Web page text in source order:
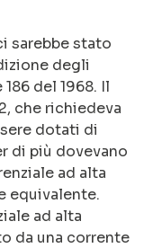
sarebbe stato
degli
del 1968. Il
che richiedeva
dotati di
di più dovevano
ad alta
equivalente.
ad alta
da una corrente